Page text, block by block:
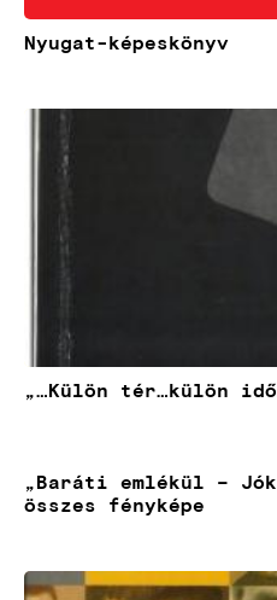
Nyugat-képeskönyv
„…Külön tér…külön
Kép
„Baráti emlékül –
összes fényképe
Kép